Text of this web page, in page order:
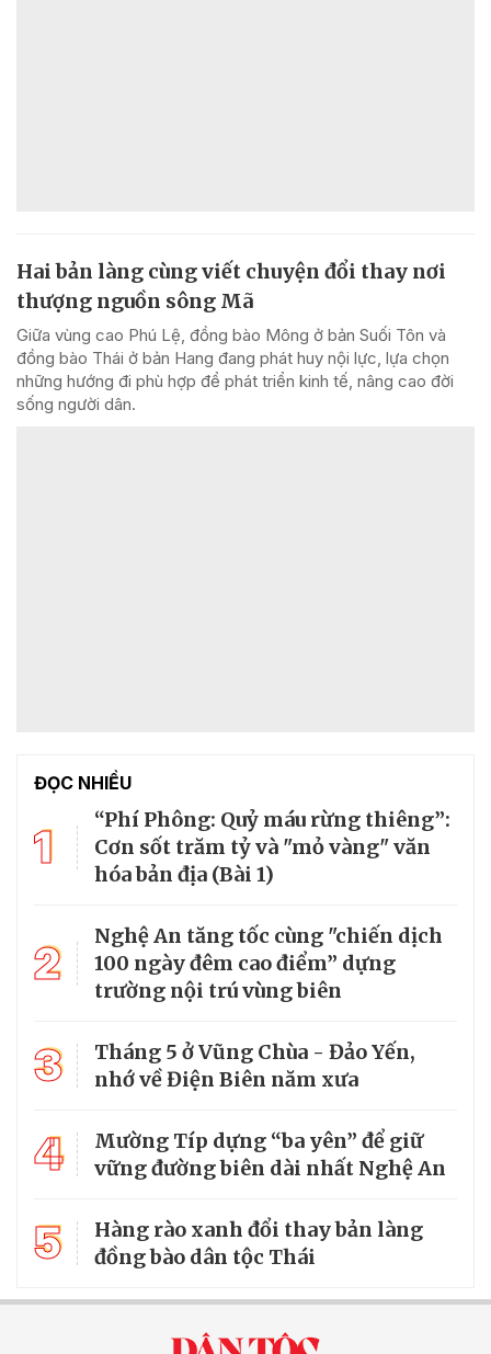
Hai bản làng cùng viết chuyện đổi thay nơi
thượng nguồn sông Mã
Giữa vùng cao Phú Lệ, đồng bào Mông ở bản Suối Tôn và
đồng bào Thái ở bản Hang đang phát huy nội lực, lựa chọn
những hướng đi phù hợp để phát triển kinh tế, nâng cao đời
sống người dân.
ĐỌC NHIỀU
1
“Phí Phông: Quỷ máu rừng thiêng”:
Cơn sốt trăm tỷ và "mỏ vàng" văn
hóa bản địa (Bài 1)
2
Nghệ An tăng tốc cùng "chiến dịch
100 ngày đêm cao điểm” dựng
trường nội trú vùng biên
3
Tháng 5 ở Vũng Chùa - Đảo Yến,
nhớ về Điện Biên năm xưa
4
Mường Típ dựng “ba yên” để giữ
vững đường biên dài nhất Nghệ An
5
Hàng rào xanh đổi thay bản làng
đồng bào dân tộc Thái